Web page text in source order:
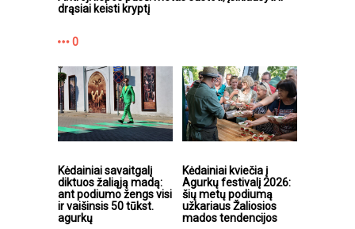
drąsiai keisti kryptį
0
Kėdainiai savaitgalį
diktuos žaliąją madą:
ant podiumo žengs visi
ir vaišinsis 50 tūkst.
agurkų
Kėdainiai kviečia į
Agurkų festivalį 2026:
šių metų podiumą
užkariaus Žaliosios
mados tendencijos